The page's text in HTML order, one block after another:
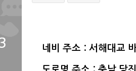
네비 주소 : 서해대교